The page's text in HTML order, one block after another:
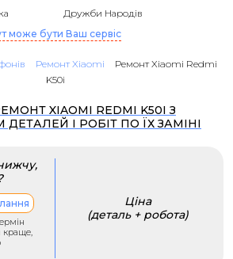
Дружби Народів
може бути Ваш сервіс
Ремонт Xiaomi
Ремонт Xiaomi Redmi
K50i
XIAOMI REDMI K50I З
І РОБІТ ПО ЇХ ЗАМІНІ
краще,
Ціна
(деталь + робота)